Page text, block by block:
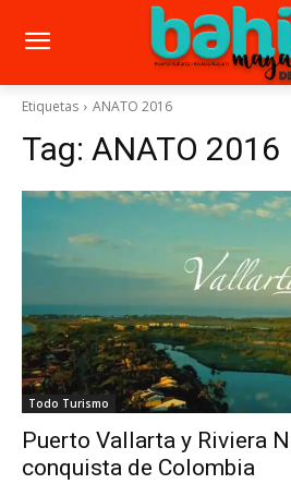
Etiquetas ANATO 2016
Tag: ANATO 2016
Todo Turismo
Puerto Vallarta y Riviera
conquista de Colombia